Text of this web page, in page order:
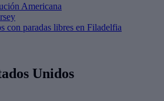
Americana
con paradas libres en Filadelfia
Unidos